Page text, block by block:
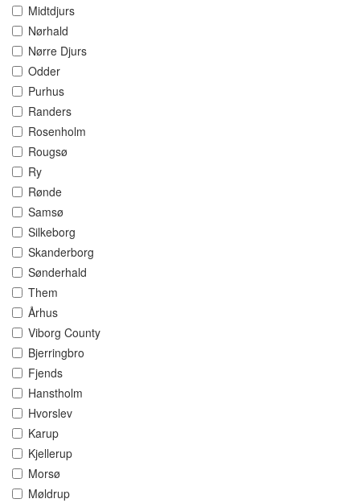
Midtdjurs
Nørhald
Nørre Djurs
Odder
Purhus
Randers
Rosenholm
Rougsø
Ry
Rønde
Samsø
Silkeborg
Skanderborg
Sønderhald
Them
Århus
Viborg County
Bjerringbro
Fjends
Hanstholm
Hvorslev
Karup
Kjellerup
Morsø
Møldrup